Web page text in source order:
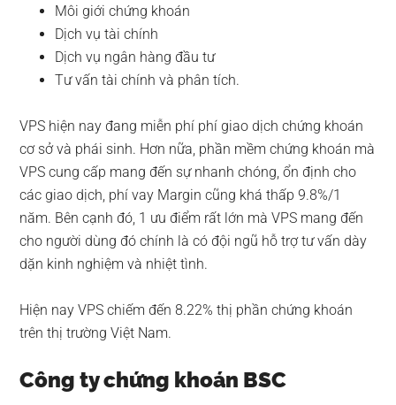
Môi giới chứng khoán
Dịch vụ tài chính
Dịch vụ ngân hàng đầu tư
Tư vấn tài chính và phân tích.
VPS hiện nay đang miễn phí phí giao dịch chứng khoán
cơ sở và phái sinh. Hơn nữa, phần mềm chứng khoán mà
VPS cung cấp mang đến sự nhanh chóng, ổn định cho
các giao dịch, phí vay Margin cũng khá thấp 9.8%/1
năm. Bên cạnh đó, 1 ưu điểm rất lớn mà VPS mang đến
cho người dùng đó chính là có đội ngũ hỗ trợ tư vấn dày
dặn kinh nghiệm và nhiệt tình.
Hiện nay VPS chiếm đến 8.22% thị phần chứng khoán
trên thị trường Việt Nam.
Công ty chứng khoán BSC